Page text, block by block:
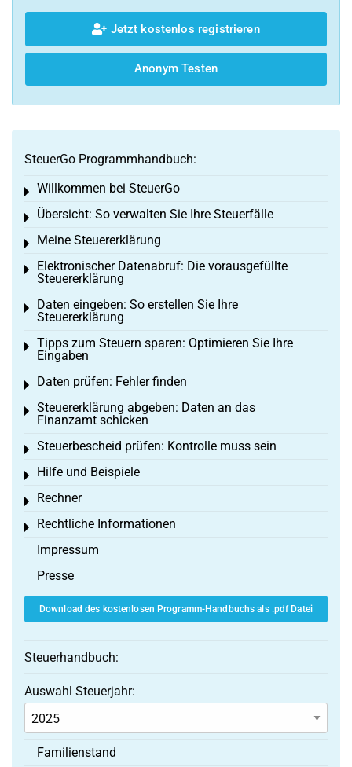
Jetzt kostenlos registrieren
Anonym Testen
SteuerGo Programmhandbuch:
Willkommen bei SteuerGo
Toggle menu
Übersicht: So verwalten Sie Ihre Steuerfälle
Toggle menu
Meine Steuererklärung
Toggle menu
Elektronischer Datenabruf: Die vorausgefüllte
Steuererklärung
Toggle menu
Daten eingeben: So erstellen Sie Ihre
Steuererklärung
Toggle menu
Tipps zum Steuern sparen: Optimieren Sie Ihre
Eingaben
Toggle menu
Daten prüfen: Fehler finden
Toggle menu
Steuererklärung abgeben: Daten an das
Finanzamt schicken
Toggle menu
Steuerbescheid prüfen: Kontrolle muss sein
Toggle menu
Hilfe und Beispiele
Toggle menu
Rechner
Toggle menu
Rechtliche Informationen
Toggle menu
Impressum
Presse
Download des kostenlosen Programm-Handbuchs als .pdf Datei
Steuerhandbuch:
Auswahl Steuerjahr:
Familienstand